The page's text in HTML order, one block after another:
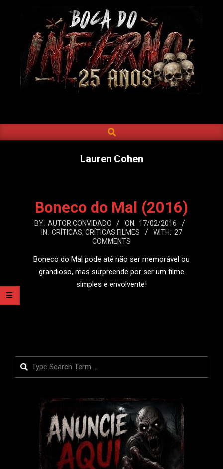
DO
INFERNO
Navigation
SEARCH
Lauren Cohen
Boneco do Mal (2016)
2016-
BY: AUTOR CONVIDADO ON: 17/02/2016
IN: CRÍTICAS, CRÍTICAS FILMES WITH: 27
COMMENTS
Boneco do Mal pode até não ser memorável ou
grandioso, mas surpreende por ser um filme
simples e envolvente!
Search